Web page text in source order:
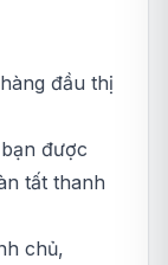
đầu thị
được
tất thanh
chủ,